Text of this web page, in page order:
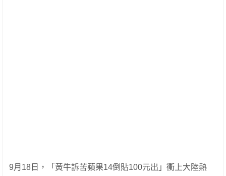
9月18日，「黃牛訴苦蘋果14倒貼100元出」衝上大陸熱